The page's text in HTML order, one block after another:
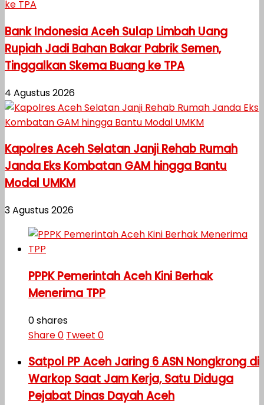
Bank Indonesia Aceh Sulap Limbah Uang
Rupiah Jadi Bahan Bakar Pabrik Semen,
Tinggalkan Skema Buang ke TPA
4 Agustus 2026
Kapolres Aceh Selatan Janji Rehab Rumah
Janda Eks Kombatan GAM hingga Bantu
Modal UMKM
3 Agustus 2026
PPPK Pemerintah Aceh Kini Berhak
Menerima TPP
0 shares
Share0 Tweet 0
Satpol PP Aceh Jaring 6 ASN Nongkrong di
Warkop Saat Jam Kerja, Satu Diduga
Pejabat Dinas Dayah Aceh